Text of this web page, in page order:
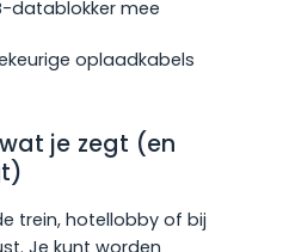
datablokker mee
oplaadkabels
je zegt (en
trein, hotellobby of bij